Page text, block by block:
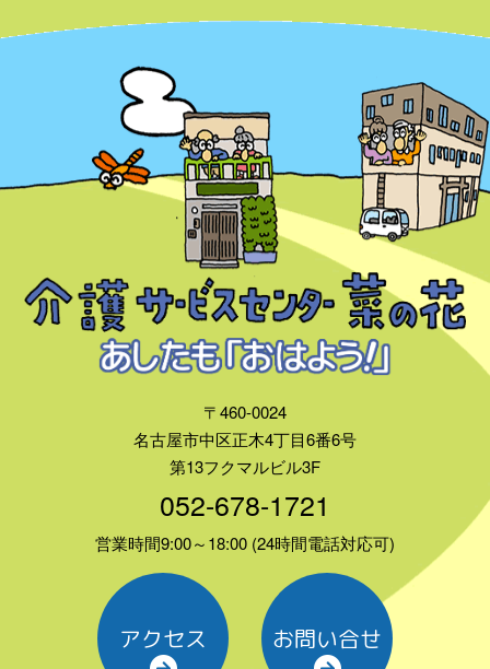
〒460-0024
名古屋市中区正木4丁目6番6号
第13フクマルビル3F
052-678-1721
営業時間9:00～18:00 (24時間電話対応可)
アクセス お問い合せ